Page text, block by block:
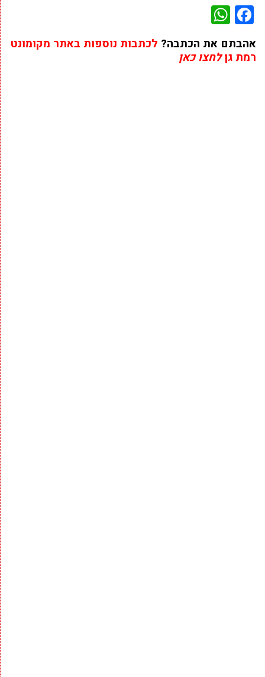
Facebook
אהבתם את הכתבה? לכתבות נוספות באתר מקומונט
רמת גןלחצו כאן